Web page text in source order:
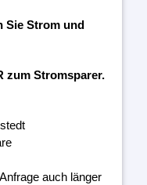
Sie Strom und
zum Stromsparer.
auch länger